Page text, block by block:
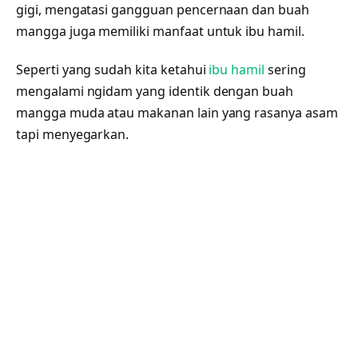
gigi, mengatasi gangguan pencernaan dan buah
mangga juga memiliki manfaat untuk ibu hamil.
Seperti yang sudah kita ketahui ibu hamil sering
mengalami ngidam yang identik dengan buah
mangga muda atau makanan lain yang rasanya asam
tapi menyegarkan.